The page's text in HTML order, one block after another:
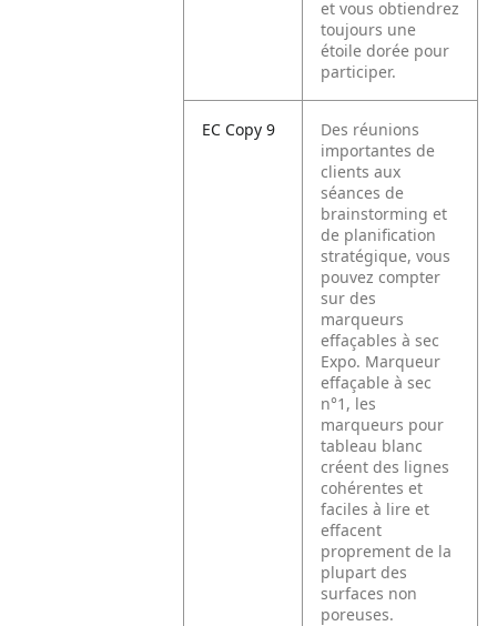
et vous obtiendrez
toujours une
étoile dorée pour
participer.
EC Copy 9
Des réunions
importantes de
clients aux
séances de
brainstorming et
de planification
stratégique, vous
pouvez compter
sur des
marqueurs
effaçables à sec
Expo. Marqueur
effaçable à sec
n°1, les
marqueurs pour
tableau blanc
créent des lignes
cohérentes et
faciles à lire et
effacent
proprement de la
plupart des
surfaces non
poreuses.